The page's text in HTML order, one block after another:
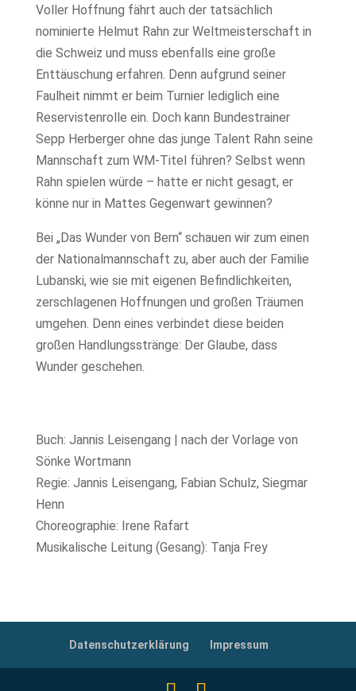
Voller Hoffnung fährt auch der tatsächlich
nominierte Helmut Rahn zur Weltmeisterschaft in
die Schweiz und muss ebenfalls eine große
Enttäuschung erfahren. Denn aufgrund seiner
Faulheit nimmt er beim Turnier lediglich eine
Reservistenrolle ein. Doch kann Bundestrainer
Sepp Herberger ohne das junge Talent Rahn seine
Mannschaft zum WM-Titel führen? Selbst wenn
Rahn spielen würde – hatte er nicht gesagt, er
könne nur in Mattes Gegenwart gewinnen?
Bei „Das Wunder von Bern“ schauen wir zum einen
der Nationalmannschaft zu, aber auch der Familie
Lubanski, wie sie mit eigenen Befindlichkeiten,
zerschlagenen Hoffnungen und großen Träumen
umgehen. Denn eines verbindet diese beiden
großen Handlungsstränge: Der Glaube, dass
Wunder geschehen.
Buch: Jannis Leisengang | nach der Vorlage von
Sönke Wortmann
Regie: Jannis Leisengang, Fabian Schulz, Siegmar
Henn
Choreographie: Irene Rafart
Musikalische Leitung (Gesang): Tanja Frey
Datenschutzerklärung Impressum